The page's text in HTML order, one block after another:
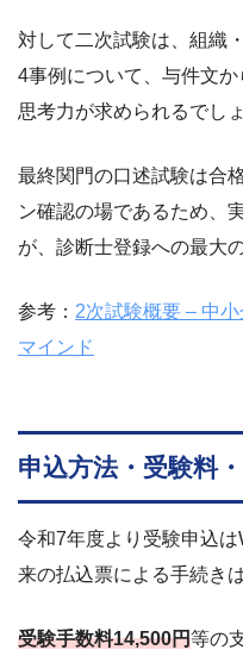
対して二次試験は、組織
4事例について、与件文
思考力が求められるでしょ
最終関門の口述試験は合
ン確認の場であるため、
が、診断士登録への最大
参考： 2次試験概要 – 中
マインド
申込方法・受験料
令和7年度より受験申込
来の払込票による手続き
受験手数料14,500円等の